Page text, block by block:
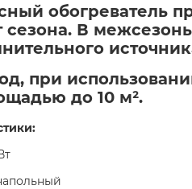
обогреватель
сезона. В
при
до 10 м².​